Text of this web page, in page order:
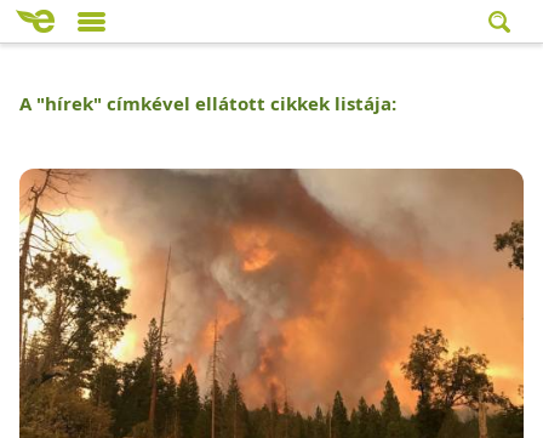
A "hírek" címkével ellátott cikkek listája: